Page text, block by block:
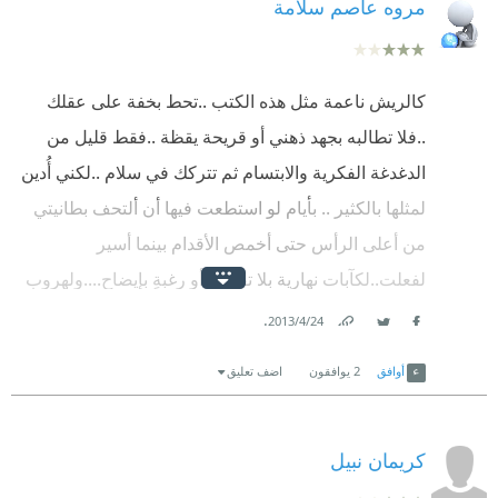
مروه عاصم سلامة
كالريش ناعمة مثل هذه الكتب ..تحط بخفة على عقلك
..فلا تطالبه بجهد ذهني أو قريحة يقظة ..فقط قليل من
الدغدغة الفكرية والابتسام ثم تتركك في سلام ..لكني أُدين
لمثلها بالكثير .. بأيام لو استطعت فيها أن ألتحف بطانيتي
من أعلى الرأس حتى أخمص الأقدام بينما أسير
لفعلت..لكآبات نهارية بلا تفسير أو رغبةٍ بإيضاح....ولهروبٍ
مهذب من سخافة التبرير: نعم لقد كنت الضاحك تلك
من أحاديث الوشاية وغلاء الأسعار وأسباب تأخر الإنجاب
.عليك فقط أن تخفي وجهك في الكتاب فترفع لافتة : أنا
منهمك أنا مشغول ..ثم تفكر بما شئت إن أردت وأنت تقرأ
24‏/4‏/2013
.
أوافق 2 يوافقون اضف تعليق
كريمان نبيل